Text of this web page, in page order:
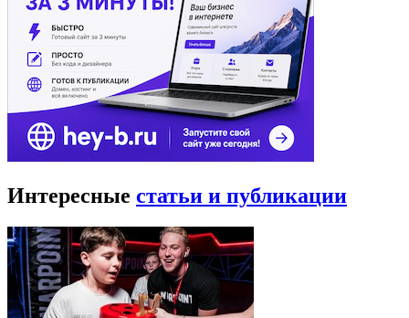
Интересные статьи и публикации